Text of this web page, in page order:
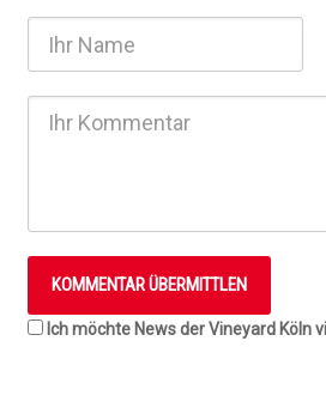
Ich möchte News der Vineyard Köln